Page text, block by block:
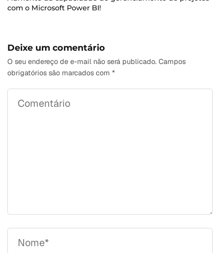
com o Microsoft Power BI!
Deixe um comentário
O seu endereço de e-mail não será publicado. Campos
obrigatórios são marcados com *